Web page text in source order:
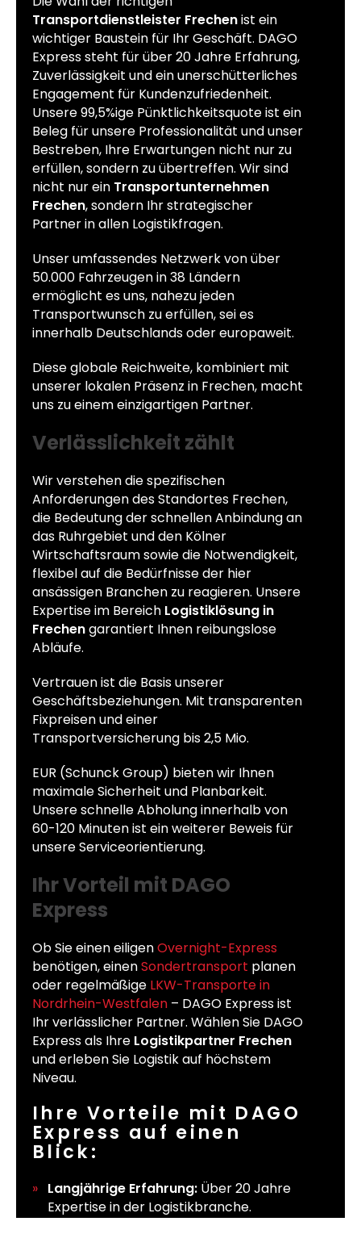
Transportdienstleister Frechenist ein
wichtiger Baustein für Ihr Geschäft. DAGO
Express steht für über 20 Jahre Erfahrung,
Zuverlässigkeit und ein unerschütterliches
Engagement für Kundenzufriedenheit.
Unsere 99,5%ige Pünktlichkeitsquote ist ein
Beleg für unsere Professionalität und unser
Bestreben, Ihre Erwartungen nicht nur zu
erfüllen, sondern zu übertreffen. Wir sind
nicht nur ein Transportunternehmen
Frechen, sondern Ihr strategischer
Partner in allen Logistikfragen.
Unser umfassendes Netzwerk von über
50.000 Fahrzeugen in 38 Ländern
ermöglicht es uns, nahezu jeden
Transportwunsch zu erfüllen, sei es
innerhalb Deutschlands oder europaweit.
Diese globale Reichweite, kombiniert mit
unserer lokalen Präsenz in Frechen, macht
uns zu einem einzigartigen Partner.
Verlässlichkeit zählt
Wir verstehen die spezifischen
Anforderungen des Standortes Frechen,
die Bedeutung der schnellen Anbindung an
das Ruhrgebiet und den Kölner
Wirtschaftsraum sowie die Notwendigkeit,
flexibel auf die Bedürfnisse der hier
ansässigen Branchen zu reagieren. Unsere
Expertise im Bereich Logistiklösung in
Frechengarantiert Ihnen reibungslose
Abläufe.
Vertrauen ist die Basis unserer
Geschäftsbeziehungen. Mit transparenten
Fixpreisen und einer
Transportversicherung bis 2,5 Mio.
EUR (Schunck Group) bieten wir Ihnen
maximale Sicherheit und Planbarkeit.
Unsere schnelle Abholung innerhalb von
60-120 Minuten ist ein weiterer Beweis für
unsere Serviceorientierung.
Ihr Vorteil mit DAGO
Express
Ob Sie einen eiligenOvernight-Express
benötigen, einenSondertransport planen
oder regelmäßige LKW-Transporte in
Nordrhein-Westfalen – DAGO Express ist
Ihr verlässlicher Partner. Wählen Sie DAGO
Express als Ihre Logistikpartner Frechen
und erleben Sie Logistik auf höchstem
Niveau.
Ihre Vorteile mit DAGO
Express auf einen
Blick:
Langjährige Erfahrung: Über 20 Jahre
Expertise in der Logistikbranche.